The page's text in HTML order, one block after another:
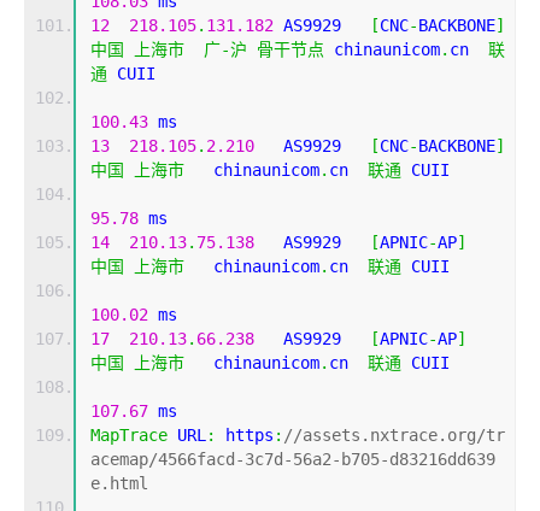
12
218.105. 131.182 AS9929 [CNC-BACKBONE]
中国
上海市 广-沪 骨干节点 chinaunicom. cn 联
通 CUII
100.43 ms
13
218.105. 2.210
   AS9929
[CNC-BACKBONE]
中国
上海市
   chinaunicom
. cn 联通 CUII
95.78 ms
14
210.13. 75.138
   AS9929
[APNIC-AP]
中国
上海市
   chinaunicom
. cn 联通 CUII
100.02 ms
17
210.13. 66.238
   AS9929
[APNIC-AP]
中国
上海市
   chinaunicom
. cn 联通 CUII
107.67 ms
MapTrace URL : https : //assets.nxtrace.org/tr
acemap/4566facd-3c7d-56a2-b705-d83216dd639
e.html